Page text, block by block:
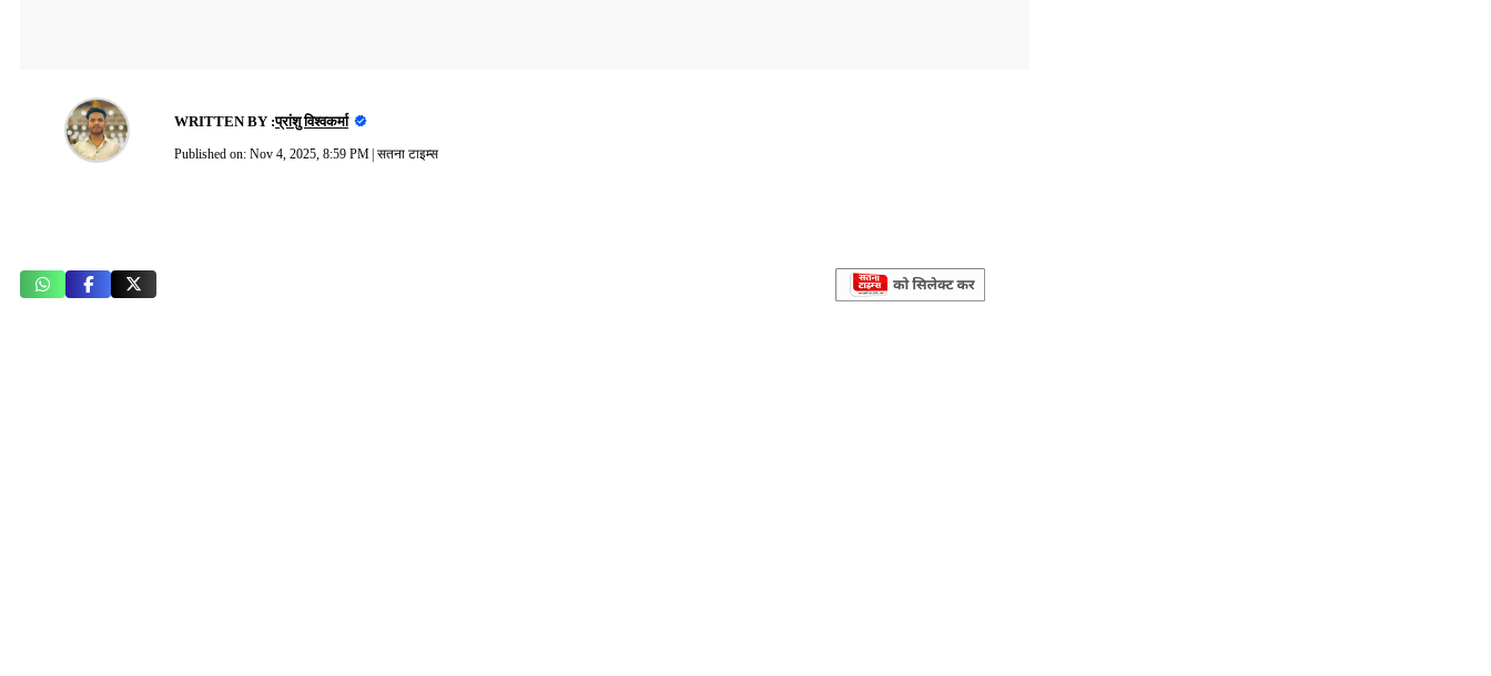
WRITTEN BY :प्रांशु विश्वकर्मा
Published on: Nov 4, 2025, 8:59 PM| सतना टाइम्स